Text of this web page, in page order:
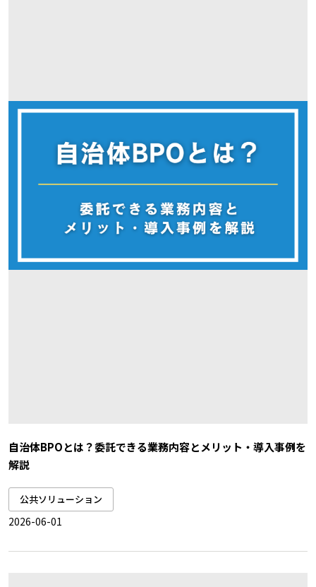
自治体BPOとは？委託できる業務内容とメリット・導入事例を
解説
公共ソリューション
2026-06-01